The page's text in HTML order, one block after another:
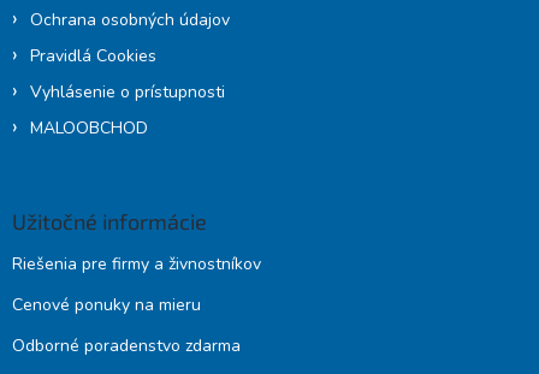
Ochrana osobných údajov
Pravidlá Cookies
Vyhlásenie o prístupnosti
MALOOBCHOD
Užitočné informácie
Riešenia pre firmy a živnostníkov
Cenové ponuky na mieru
Odborné poradenstvo zdarma